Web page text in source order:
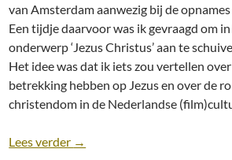
van Amsterdam aanwezig bij de
Een tijdje daarvoor was ik gevraagd om
onderwerp ‘Jezus Christus’ aan te
Het idee was dat ik iets zou vertellen
betrekking hebben op Jezus en over de
christendom in de Nederlandse
Lees verder Te gast als filmrecensent bij
→